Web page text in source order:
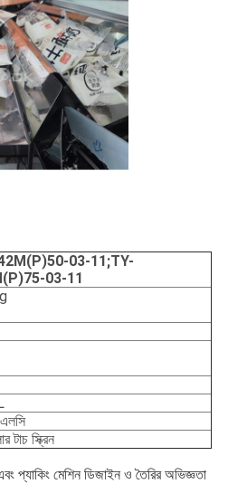
03-11;TY-
03-11
টাচ স্ক্রিন
প্যাকিং মেশিন ডিজাইন ও তৈরির অভিজ্ঞতা